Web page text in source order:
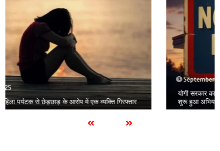
September 3, 2025 1 min
योगी सरकार का कड़ा संदेश; बिना हेलमेट नहीं मिलेगा पेट्रोल, पूरे प्रदेश में
शुरू हुआ अभियान